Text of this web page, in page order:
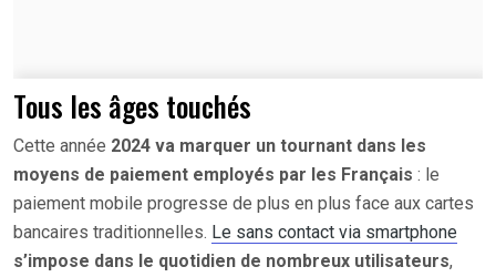
Tous les âges touchés
Cette année 2024 va marquer un tournant dans les
moyens de paiement employés par les Français : le
paiement mobile progresse de plus en plus face aux cartes
bancaires traditionnelles. Le sans contact via smartphone
s’impose dans le quotidien de nombreux utilisateurs,